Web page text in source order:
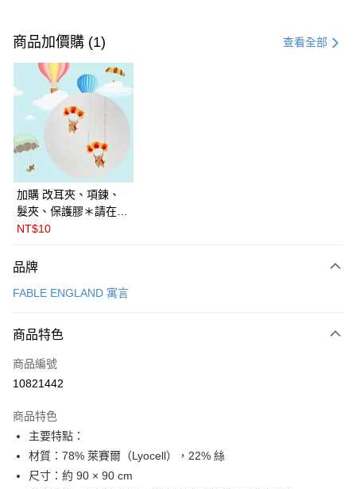
信用卡一次付款
信用卡分期付款
3 期 0 利率 每期NT$750
合作金庫商業銀行
華南商業銀行
上海商業儲蓄銀行
國泰世華商業銀行
臺灣中小企業銀行
匯豐（台灣）商業銀行
聯邦商業銀行
元大商業銀行
台新國際商業銀行
台灣樂天信用卡公司
6 期 0 利率 每期 NT$375
合作金庫商業銀行
華南商業銀行
上海商業儲蓄銀行
國泰世華商業銀行
臺灣中小企業銀行
匯豐（台灣）商業銀行
元大商業銀行
玉山商業銀行
台新國際商業銀行
LINE Pay
悠遊付
Google Pay
全盈+PAY
ATM付款
運送方式
付款後全家取貨
每筆NT$60
付款後萊爾富取貨
每筆NT$60
付款後7-11取貨
每筆NT$60
商品加價購 (1) 查看全部
加購 改耳夾、項鍊、
髮夾、保護膠＊請在訂
單備註商品及欲修改的
PalnartPoc + 🇬🇧英國
FABLE 寓言
NT$10
品牌
FABLE ENGLAND 寓言
商品特色
商品編號
10821442
商品特色
主要特點：
材質：78% 萊賽爾（Lyocell），22% 絲
尺寸：約 90 × 90 cm